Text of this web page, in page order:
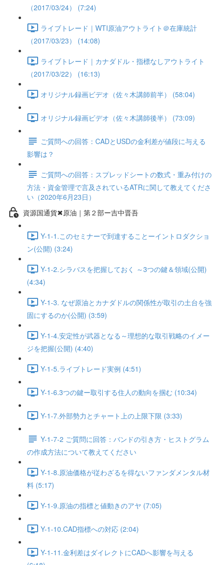
（2017/03/24） (7:24)
ライブトレード｜WTI原油アウトライト＠在庫統計
（2017/03/23） (14:08)
ライブトレード｜カナダドル・指標なしアウトライト
（2017/03/22） (16:13)
オリジナル録画ビデオ（佐々木講師前半） (58:04)
オリジナル録画ビデオ（佐々木講師後半） (73:09)
ご質問への回答：CADとUSDの金利差が値段に与える
影響は？
ご質問への回答：スプレッドシートの数式・重み付けの
方法・資金管理で言及されているATRに関して教えてくださ
い（2020年6月23日）
資源国通貨✖原油｜第２部ー吉中晋吾
Y-1-1.このセミナーで到達することーイントロダクショ
ン(公開) (3:24)
Y-1-2.シラバスを把握しておく ～3つの鍵＆領域(公開)
(4:34)
Y-1-3. なぜ原油とカナダドルの関係性が取引の土台を強
固にするのか(公開) (3:59)
Y-1-4.安定性が武器となる～理想的な取引戦略のイメー
ジを把握(公開) (4:40)
Y-1-5.ライブトレード実例 (4:51)
Y-1-6.3つの鍵ー取引する住人の動向を掴む (10:34)
Y-1-7.外部勢力とチャート上の上限下限 (3:33)
Y-1-7-2 ご質問に回答：バンドの引き方・ヒストグラム
の作成方法について教えてください
Y-1-8.原油価格が従わざるを得ないファンダメンタル材
料 (5:17)
Y-1-9.原油の指標と値動きのアヤ (7:05)
Y-1-10.CAD指標への対応 (2:04)
Y-1-11.金利差はダイレクトにCADへ影響を与える